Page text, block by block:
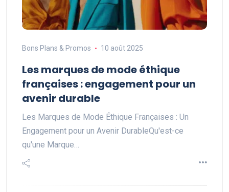
Bons Plans & Promos 10 août 2025
Les marques de mode éthique
françaises : engagement pour un
avenir durable
Les Marques de Mode Éthique Françaises : Un
Engagement pour un Avenir DurableQu'est-ce
qu'une Marque…